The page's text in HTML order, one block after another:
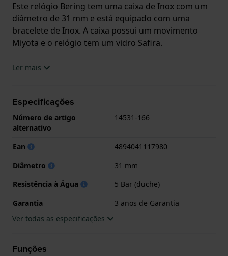
Este relógio Bering tem uma caixa de Inox com um
diâmetro de 31 mm e está equipado com uma
bracelete de Inox. A caixa possui um movimento
Miyota e o relógio tem um vidro Safira.
O relógio é estanque a 5ATM. Isto significa que o
.
Ler mais
Especificações
Número de artigo
alternativo
14531-166
Ean
4894041117980
Diâmetro
31 mm
Resistência à Água
5 Bar (duche)
Garantia
3 anos de Garantia
Ver todas as especificações
Funções